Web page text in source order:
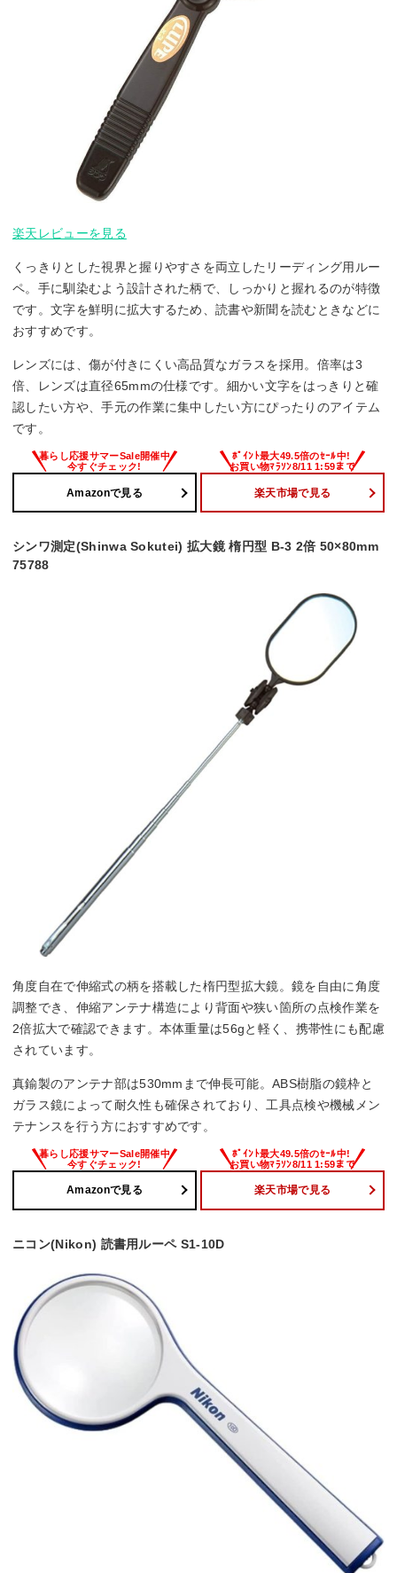
楽天レビューを見る
くっきりとした視界と握りやすさを両立したリーディング用ルー
ペ。手に馴染むよう設計された柄で、しっかりと握れるのが特徴
です。文字を鮮明に拡大するため、読書や新聞を読むときなどに
おすすめです。
レンズには、傷が付きにくい高品質なガラスを採用。倍率は3
倍、レンズは直径65mmの仕様です。細かい文字をはっきりと確
認したい方や、手元の作業に集中したい方にぴったりのアイテム
です。
Amazonで見る 楽天市場で見る
シンワ測定(Shinwa Sokutei) 拡大鏡 楕円型 B-3 2倍 50×80mm
75788
角度自在で伸縮式の柄を搭載した楕円型拡大鏡。鏡を自由に角度
調整でき、伸縮アンテナ構造により背面や狭い箇所の点検作業を
2倍拡大で確認できます。本体重量は56gと軽く、携帯性にも配慮
されています。
真鍮製のアンテナ部は530mmまで伸長可能。ABS樹脂の鏡枠と
ガラス鏡によって耐久性も確保されており、工具点検や機械メン
テナンスを行う方におすすめです。
Amazonで見る 楽天市場で見る
ニコン(Nikon) 読書用ルーペ S1-10D